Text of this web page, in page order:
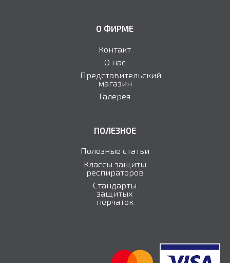
О ФИРМЕ
Контакт
О нас
Представительский
магазин
Галерея
ПОЛЕЗНОЕ
Полезные статьи
Классы защиты
респираторов
Стандарты
защитыx
перчаток